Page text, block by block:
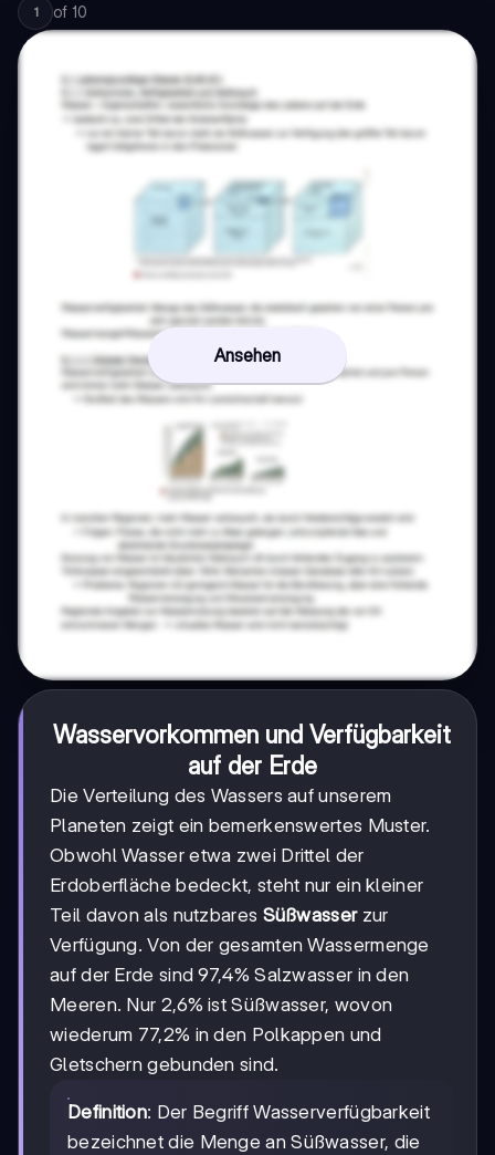
1 of 10
Ansehen
Wasservorkommen und Verfügbarkeit
auf der Erde
Die Verteilung des Wassers auf unserem
Planeten zeigt ein bemerkenswertes Muster.
Obwohl Wasser etwa zwei Drittel der
Erdoberfläche bedeckt, steht nur ein kleiner
Teil davon als nutzbares Süßwasserzur
Verfügung. Von der gesamten Wassermenge
auf der Erde sind 97,4% Salzwasser in den
Meeren. Nur 2,6% ist Süßwasser, wovon
wiederum 77,2% in den Polkappen und
Gletschern gebunden sind.
Definition: Der Begriff Wasserverfügbarkeit
bezeichnet die Menge an Süßwasser, die